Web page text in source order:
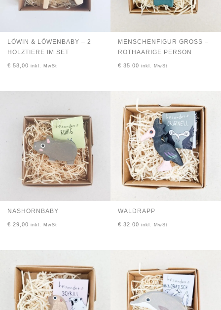
LÖWIN & LÖWENBABY – 2
HOLZTIERE IM SET
€ 58,00 inkl. MwSt
MENSCHENFIGUR GROSS – R
OTHAARIGE PERSON
€ 35,00 inkl. MwSt
NASHORNBABY
€ 29,00 inkl. MwSt
WALDRAPP
€ 32,00 inkl. MwSt